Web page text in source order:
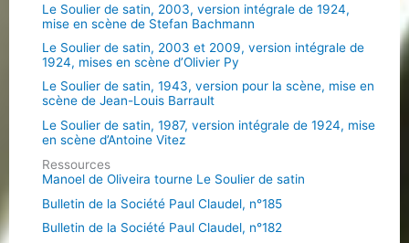
Le Soulier de satin, 2003, version intégrale de 1924,
mise en scène de Stefan Bachmann
Le Soulier de satin, 2003 et 2009, version intégrale de
1924, mises en scène d’Olivier Py
Le Soulier de satin, 1943, version pour la scène, mise en
scène de Jean-Louis Barrault
Le Soulier de satin, 1987, version intégrale de 1924, mise
en scène d’Antoine Vitez
Ressources
Manoel de Oliveira tourne Le Soulier de satin
Bulletin de la Société Paul Claudel, n°185
Bulletin de la Société Paul Claudel, n°182